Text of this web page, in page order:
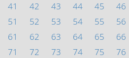
41
42 43 44 45 46
51
52 53 54 55 56
61
62 63 64 65 66
71
72 73 74 75 76